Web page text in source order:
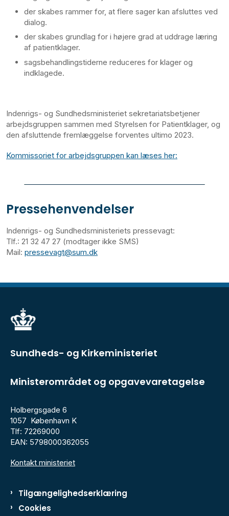
der skabes rammer for, at flere sager kan afsluttes ved
dialog.
der skabes grundlag for i højere grad at uddrage læring
af patientklager.
sagsbehandlingstiderne reduceres for klager og
indklagede.
Indenrigs- og Sundhedsministeriet sekretariatsbetjener
arbejdsgruppen sammen med Styrelsen for Patientklager, og
den afsluttende fremlæggelse forventes ultimo 2023.
Kommissoriet for arbejdsgruppen kan læses her:
Pressehenvendelser
Indenrigs- og Sundhedsministeriets pressevagt:
Tlf.: 21 32 47 27 (modtager ikke SMS)
Mail: pressevagt@sum.dk
Sundheds- og Kirkeministeriet
Ministerområdet og opgavevaretagelse
Holbergsgade 6
1057 København K
Tlf: 72269000
EAN: 5798000362055
Kontakt ministeriet
Tilgængelighedserklæring
Cookies